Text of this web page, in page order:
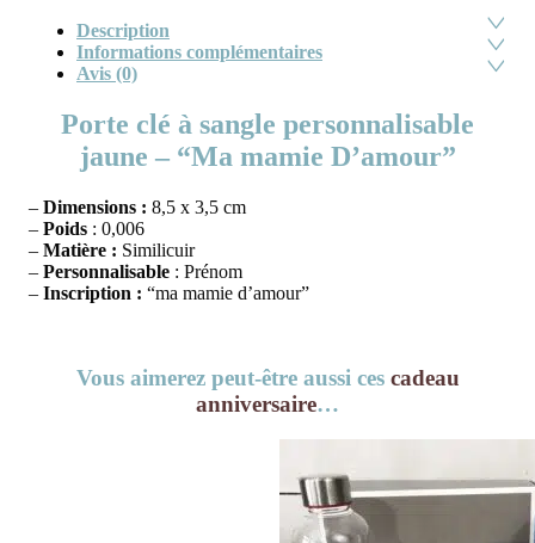
Description
Informations complémentaires
Avis (0)
Porte clé à sangle personnalisable
jaune – “Ma mamie D’amour”
– Dimensions : 8,5 x 3,5 cm
– Poids : 0,006
– Matière : Similicuir
– Personnalisable : Prénom
– Inscription : “ma mamie d’amour”
Vous aimerez peut-être aussi ces cadeau
anniversaire…